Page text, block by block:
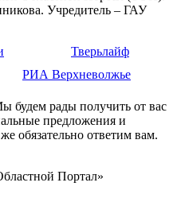
Учредитель – ГАУ
Тверьлайф
РИА Верхневолжье
будем рады получить от вас
предложения и
обязательно ответим вам.
Портал»